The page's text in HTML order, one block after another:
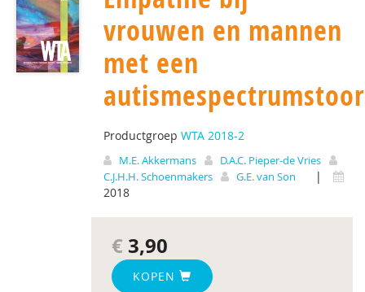
vrouwen en mannen
met een
Productgroep WTA 2018-2
M.E. Akkermans
D.A.C. Pieper-de Vries
C.J.H.H. Schoenmakers
G.E. van Son
|
2018
€ 3,90
KOPEN